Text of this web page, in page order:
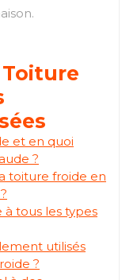
et en quoi
?
toiture froide en
tous les types
utilisés
?